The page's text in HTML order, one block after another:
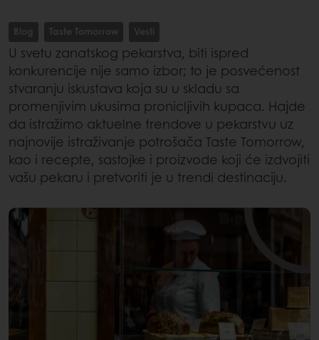
Blog Taste Tomorrow Vesti
U svetu zanatskog pekarstva, biti ispred
konkurencije nije samo izbor; to je posvećenost
stvaranju iskustava koja su u skladu sa
promenjivim ukusima pronicljivih kupaca. Hajde
da istražimo aktuelne trendove u pekarstvu uz
najnovije istraživanje potrošača Taste Tomorrow,
kao i recepte, sastojke i proizvode koji će izdvojiti
vašu pekaru i pretvoriti je u trendi destinaciju.